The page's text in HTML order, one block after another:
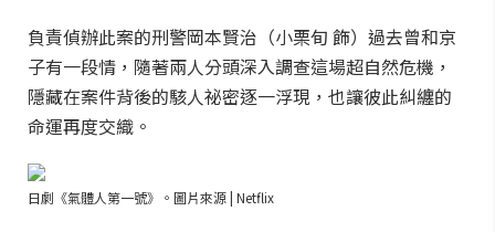
負責偵辦此案的刑警岡本賢治（小栗旬 飾）過去曾和京
子有一段情，隨著兩人分頭深入調查這場超自然危機，
隱藏在案件背後的駭人祕密逐一浮現，也讓彼此糾纏的
命運再度交織。
日劇《氣體人第一號》。圖片來源 | Netflix